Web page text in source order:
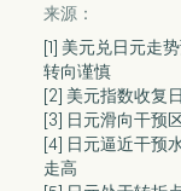
来源：
[1] 美元兑日元走
转向谨慎
[2] 美元指数收复
[3] 日元滑向干预
[4] 日元逼近干预
走高